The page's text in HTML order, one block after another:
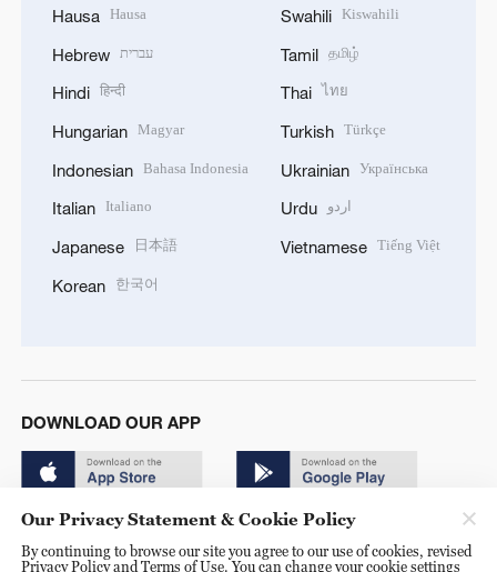
Hausa Hausa
Hebrew עברית
Hindi हिन्दी
Hungarian Magyar
Indonesian Bahasa Indonesia
Italian Italiano
Japanese 日本語
Korean 한국어
Swahili Kiswahili
Tamil தமிழ்
Thai ไทย
Turkish Türkçe
Ukrainian Українська
Urdu اردو
Vietnamese Tiếng Việt
DOWNLOAD OUR APP
Our Privacy Statement & Cookie Policy
By continuing to browse our site you agree to our use of cookies, revised
Privacy Policy and Terms of Use. You can change your cookie settings